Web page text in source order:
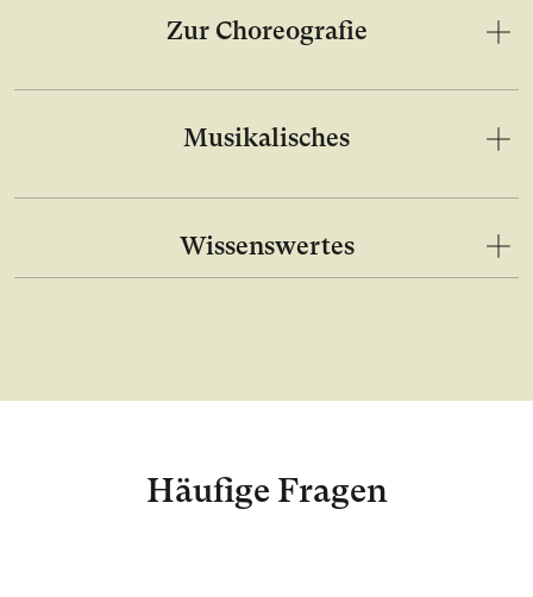
Zur Choreografie
Musikalisches
Wissenswertes
Häufige Fragen